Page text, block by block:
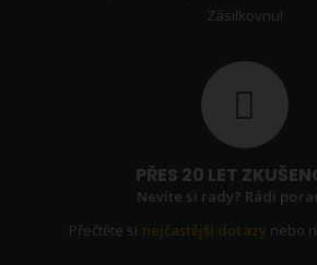
Zásilkovnu!
PŘES 20 LET
Nevíte si rady? Rádi
Přečtěte si nejčastější dotazy nebo